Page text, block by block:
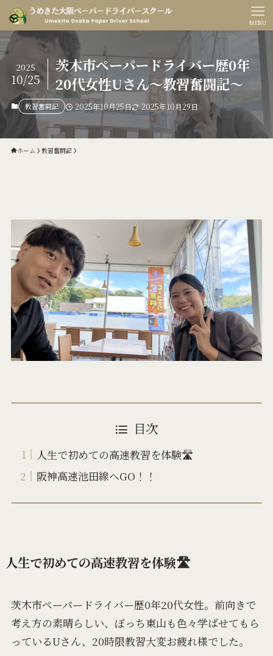
MENU
茨木市ペーパードライバー歴0年
20代女性Uさん〜教習奮闘記〜
2025
10/25
教習奮闘記 2025年10月25日 2025年10月29日
ホーム 教習奮闘記
目次
人生で初めての高速教習を体験🛣️
阪神高速池田線へGO！！
人生で初めての高速教習を体験🛣️
茨木市ペーパードライバー歴0年20代女性。前向きで
考え方の素晴らしい、ぼっち東山も色々学ばせてもら
っているUさん、20時限教習大変お疲れ様でした。